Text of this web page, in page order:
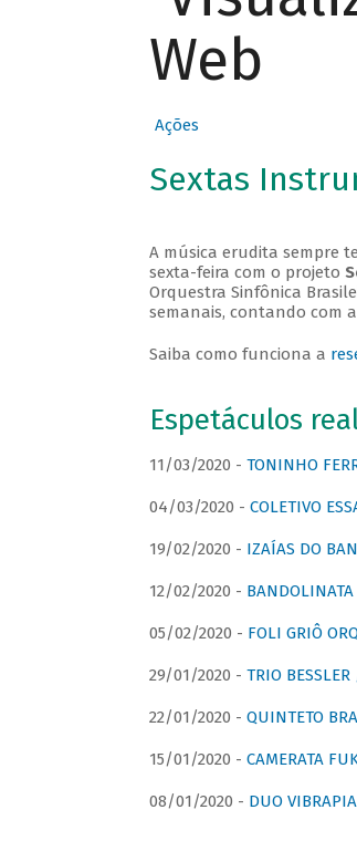
Web
Ações
Sextas
A música erudita sempre
sexta-feira com o projeto
Orquestra Sinfônica
semanais, contando com
Saiba como funciona a
Espetáculos
11/03/2020 - TONINHO
04/03/2020 - COLETIVO
19/02/2020 - IZAÍAS DO
12/02/2020 -
05/02/2020 - FOLI GRIÔ
29/01/2020 - TRIO
22/01/2020 - QUINTETO
15/01/2020 - CAMERATA
08/01/2020 - DUO